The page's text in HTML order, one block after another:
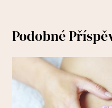
Podobné